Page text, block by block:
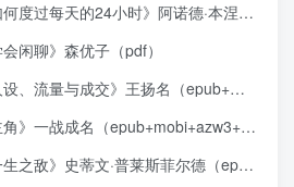
《人类新史》一次改写人类命运的尝试（epub+mobi+azw3+pdf） 《在峡江的转弯处》陈行甲
度过每天的24小时》阿诺德·本涅特（epub+mobi+azw3+pdf）
会闲聊》森优子（pdf）
、流量与成交》王扬名（epub+mobi+azw3+pdf）
角》一战成名（epub+mobi+azw3+pdf）
之敌》史蒂文·普莱斯菲尔德（epub+mobi+azw3+pdf）